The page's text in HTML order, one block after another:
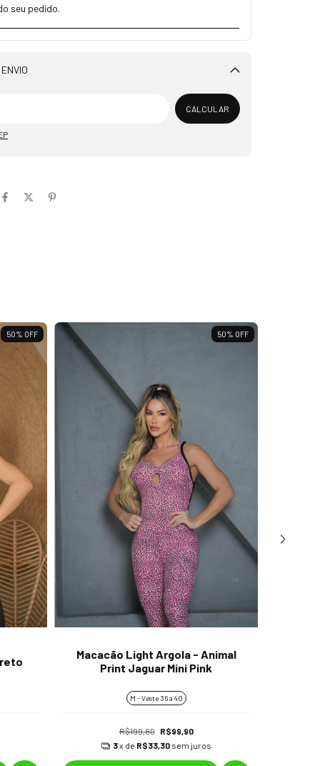
seu pedido.
Alterar CEP
CALCULAR
50% OFF 50% OFF
Macacão Light Argola - Animal
Print Jaguar Mini Pink
M - Veste 36 a 40
R$199,80
R$99,90
3x de R$33,30 sem juros